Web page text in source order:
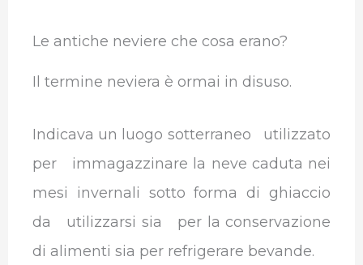
Le antiche neviere che cosa erano?
Il termine neviera è ormai in disuso.
Indicava un luogo sotterraneo utilizzato
per immagazzinare la neve caduta nei
mesi invernali sotto forma di ghiaccio
da utilizzarsi sia per la conservazione
di alimenti sia per refrigerare bevande.